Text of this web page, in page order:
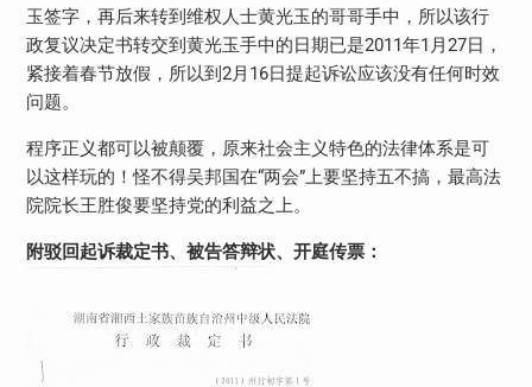
玉签字，再后来转到维权人士黄光玉的哥哥手中，所以该行
政复议决定书转交到黄光玉手中的日期已是2011年1月27日，
紧接着春节放假，所以到2月16日提起诉讼应该没有任何时效
问题。
程序正义都可以被颠覆，原来社会主义特色的法律体系是可
以这样玩的！怪不得吴邦国在“两会”上要坚持五不搞，最高法
院院长王胜俊要坚持党的利益之上。
附驳回起诉裁定书、被告答辩状、开庭传票：